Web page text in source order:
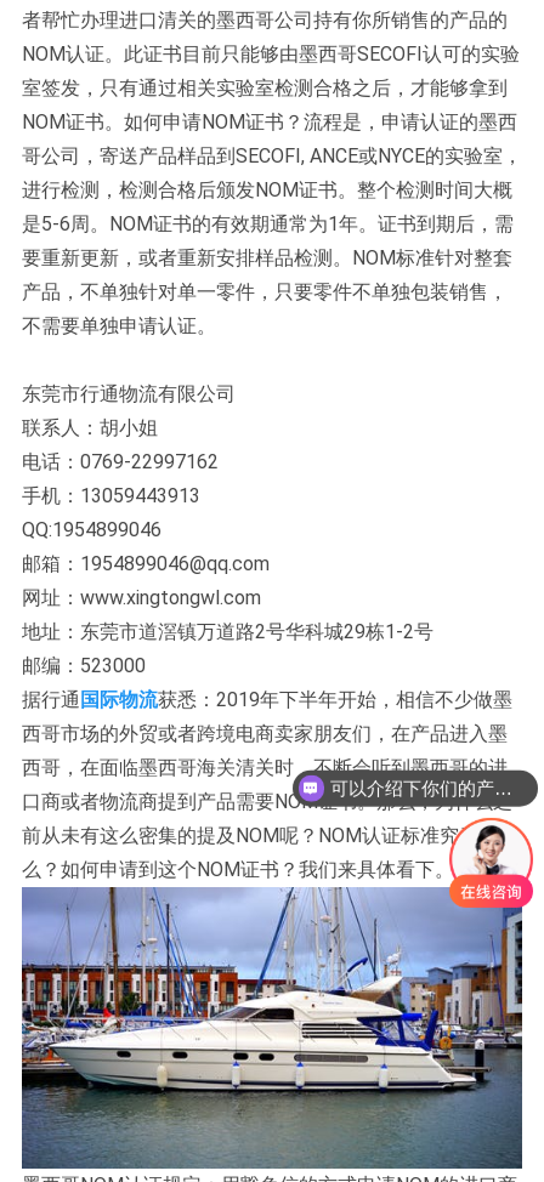
者帮忙办理进口清关的墨西哥公司持有你所销售的产品的
NOM认证。此证书目前只能够由墨西哥SECOFI认可的实验
室签发，只有通过相关实验室检测合格之后，才能够拿到
NOM证书。如何申请NOM证书？流程是，申请认证的墨西
哥公司，寄送产品样品到SECOFI, ANCE或NYCE的实验室，
进行检测，检测合格后颁发NOM证书。整个检测时间大概
是5-6周。NOM证书的有效期通常为1年。证书到期后，需
要重新更新，或者重新安排样品检测。NOM标准针对整套
产品，不单独针对单一零件，只要零件不单独包装销售，
不需要单独申请认证。
东莞市行通物流有限公司
联系人：胡小姐
电话：0769-22997162
手机：13059443913
QQ:1954899046
邮箱：1954899046@qq.com
网址：www.xingtongwl.com
地址：东莞市道滘镇万道路2号华科城29栋1-2号
邮编：523000
据行通 国际物流获悉：2019年下半年开始，相信不少做墨
西哥市场的外贸或者跨境电商卖家朋友们，在产品进入墨
西哥，在面临墨西哥海关清关时，不断会听到墨西哥的进
口商或者物流商提到产品需要NOM证书。那么，为什么之
前从未有这么密集的提及NOM呢？NOM认证标准究竟是什
么？如何申请到这个NOM证书？我们来具体看下。
可以介绍下你们的产品么？